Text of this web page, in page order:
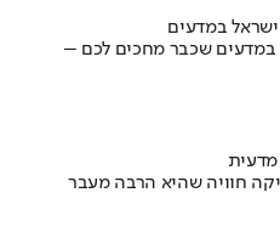
במדעים
במדעים שכבר מחכים לכם –
מדעית
חוויה שהיא הרבה מעבר